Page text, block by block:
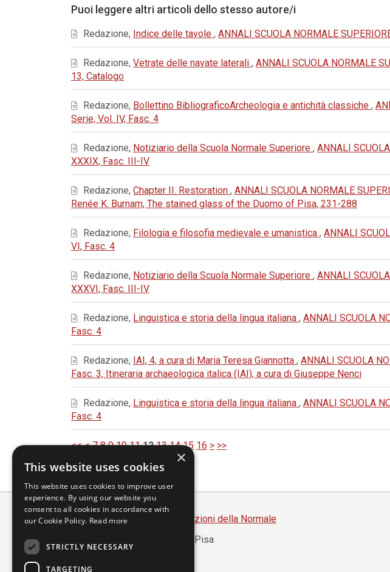
Puoi leggere altri articoli dello stesso autore/i
Redazione, Indice delle tavole , ANNALI SCUOLA NORMALE
Redazione, Vetrate delle navate laterali , ANNALI SCUOLA NORMALE
13, Catalogo
Redazione, Bollettino BibliograficoArcheologia e antichità classiche ,
Serie, Vol. IV, Fasc. 4
Redazione, Notiziario della Scuola Normale Superiore , ANNALI
XXXIX, Fasc. III-IV
Redazione, Chapter II. Restoration , ANNALI SCUOLA NORMALE
Renée K. Burnam, The stained glass of the Duomo of Pisa, 231-288
Redazione, Filologia e filosofia medievale e umanistica , ANNALI
VI, Fasc. 4
Redazione, Notiziario della Scuola Normale Superiore , ANNALI
XXXVI, Fasc. III-IV
Redazione, Linguistica e storia della lingua italiana , ANNALI SCUOLA
Fasc. 4
Redazione, IAI, 4, a cura di Maria Teresa Giannotta , ANNALI SCUOLA
Fasc. 3, Itineraria archaeologica italica (IAI), a cura di Giuseppe Nenci
Redazione, Linguistica e storia della lingua italiana , ANNALI SCUOLA
Fasc. 4
<< < 7 8 9 10 11 12 13 14 15 16 > >>
Scuola Normale Superiore
Edizioni della Normale
Piazza dei Cavalieri, 7 - 56126 Pisa
Partita IVA 00420000507
×
This website uses cookies
This website uses cookies to improve user
experience. By using our website you
consent to all cookies in accordance with
our Cookie Policy. Read more
STRICTLY NECESSARY
TARGETING